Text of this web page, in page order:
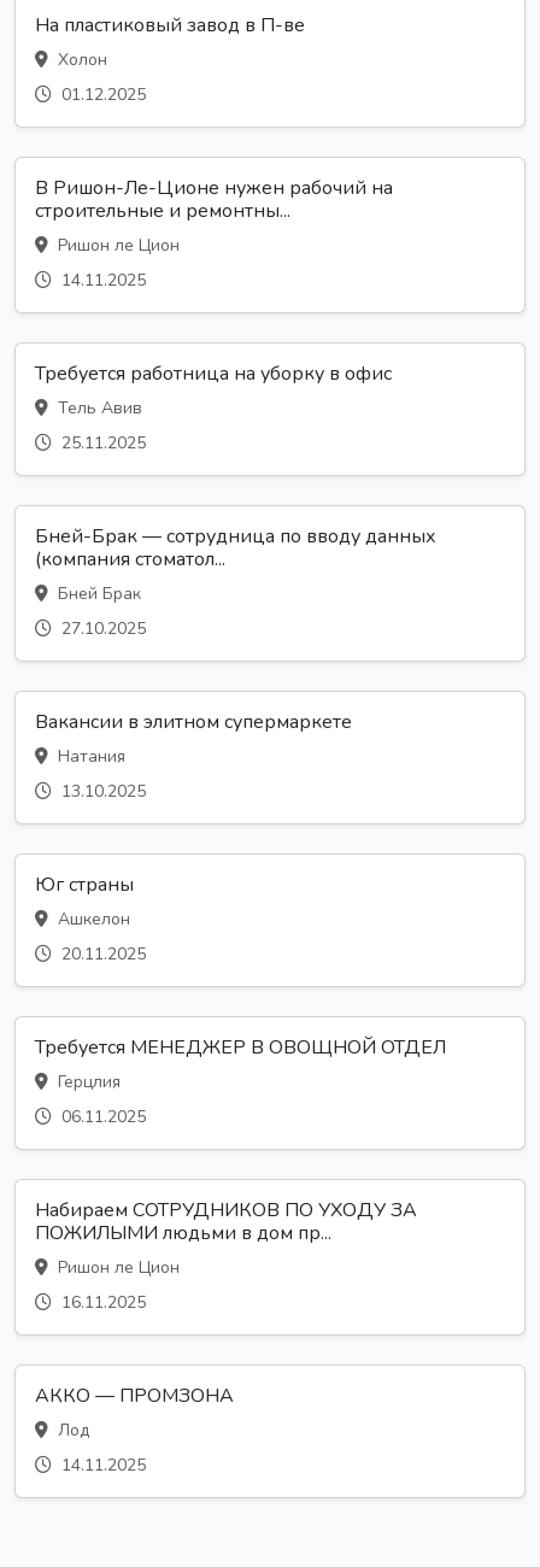
На пластиковый завод в П-ве
Холон
01.12.2025
В Ришон-Ле-Ционе нужен рабочий на
строительные и ремонтны...
Ришон ле Цион
14.11.2025
Требуется работница на уборку в офис
Тель Авив
25.11.2025
Бней-Брак — сотрудница по вводу данных
(компания стоматол...
Бней Брак
27.10.2025
Вакансии в элитном супермаркете
Натания
13.10.2025
Юг страны
Ашкелон
20.11.2025
Требуется МЕНЕДЖЕР В ОВОЩНОЙ ОТДЕЛ
Герцлия
06.11.2025
Набираем СОТРУДНИКОВ ПО УХОДУ ЗА
ПОЖИЛЫМИ людьми в дом пр...
Ришон ле Цион
16.11.2025
АККО — ПРОМЗОНА
Лод
14.11.2025